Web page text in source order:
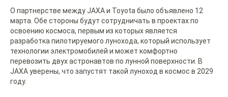
О партнерстве между JAXA и Toyota было объявлено 12
марта. Обе стороны будут сотрудничать в проектах по
освоению космоса, первым из которых является
разработка пилотируемого лунохода, который использует
технологии электромобилей и может комфортно
перевозить двух астронавтов по лунной поверхности. В
JAXA уверены, что запустят такой луноход в космос в 2029
году.